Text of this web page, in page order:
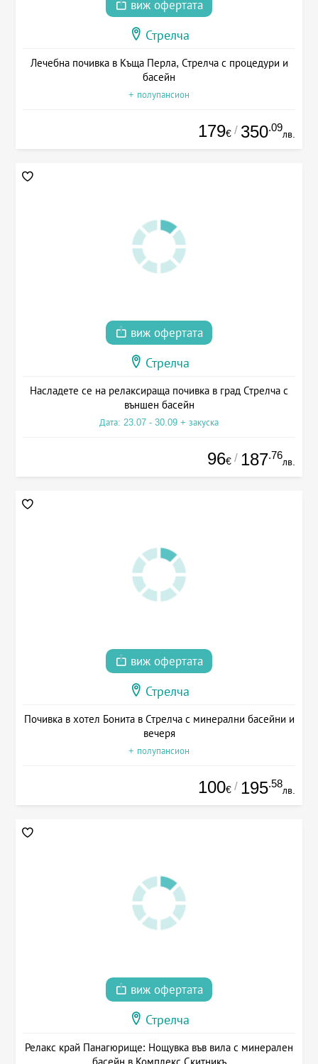
виж офертата
Стрелча
Лечебна почивка в Къща Перла, Стрелча с процедури и
басейн
+ полупансион
179€ / 350.09
лв.
виж офертата
Стрелча
Насладете се на релаксираща почивка в град Стрелча с
външен басейн
Дата: 23.07 - 30.09 + закуска
96€ / 187.76
лв.
виж офертата
Стрелча
Почивка в хотел Бонита в Стрелча с минерални басейни и
вечеря
+ полупансион
100€ / 195.58
лв.
виж офертата
Стрелча
Релакс край Панагюрище: Нощувка във вила с минерален
басейн в Комплекс Скитникъ